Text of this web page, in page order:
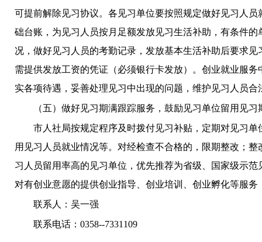
可提前解除见习协议。各见习单位要按照规定做好见习人
础台账，为见习人员按月足额发放见习生活补助，有条件
况，做好见习人员的考勤记录，发放基本生活补助后要求
需提供发放工资的凭证（必须银行卡发放）。创业就业服
实各项待遇，妥善处理见习中出现的问题，维护见习人员
（五）做好见习期满跟踪服务，鼓励见习单位留用见习
市人社局按规定程序及时拨付见习补贴，定期对见习
用见习人员就业情况等。对经检查不合格的，限期整改；
习人员留用率高的见习单位，优先推荐为省级、国家级示
对有创业意愿的提供创业指导、创业培训、创业孵化等服务
联系人：吴一强
联系电话： 0358--7331109